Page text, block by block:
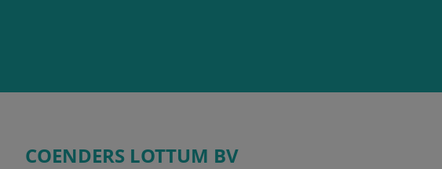
COENDERS LOTTUM BV